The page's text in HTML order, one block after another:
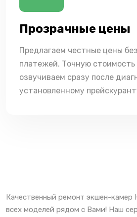
Прозрачные цены
Предлагаем честные цены
платежей. Точную стоимость
озвучиваем сразу после
установленному
Качественный ремонт экшен-камер
всех моделей рядом с Вами! Наш